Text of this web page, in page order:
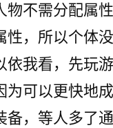
物不需分配属
性，所以个体
依我看，先玩
为可以更快地
备，等人多了